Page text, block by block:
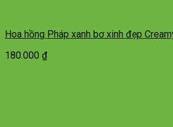
Hoa hồng Pháp xanh bơ xinh đẹp
180.000 ₫